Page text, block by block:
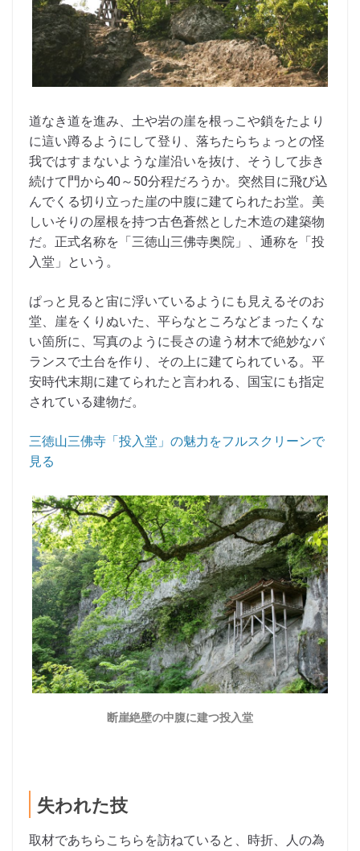
道なき道を進み、土や岩の崖を根っこや鎖をたより
に這い蹲るようにして登り、落ちたらちょっとの怪
我ではすまないような崖沿いを抜け、そうして歩き
続けて門から40～50分程だろうか。突然目に飛び込
んでくる切り立った崖の中腹に建てられたお堂。美
しいそりの屋根を持つ古色蒼然とした木造の建築物
だ。正式名称を「三徳山三佛寺奥院」、通称を「投
入堂」という。
ぱっと見ると宙に浮いているようにも見えるそのお
堂、崖をくりぬいた、平らなところなどまったくな
い箇所に、写真のように長さの違う材木で絶妙なバ
ランスで土台を作り、その上に建てられている。平
安時代末期に建てられたと言われる、国宝にも指定
されている建物だ。
三徳山三佛寺「投入堂」の魅力をフルスクリーンで
見る
断崖絶壁の中腹に建つ投入堂
失われた技
取材であちらこちらを訪ねていると、時折、人の為